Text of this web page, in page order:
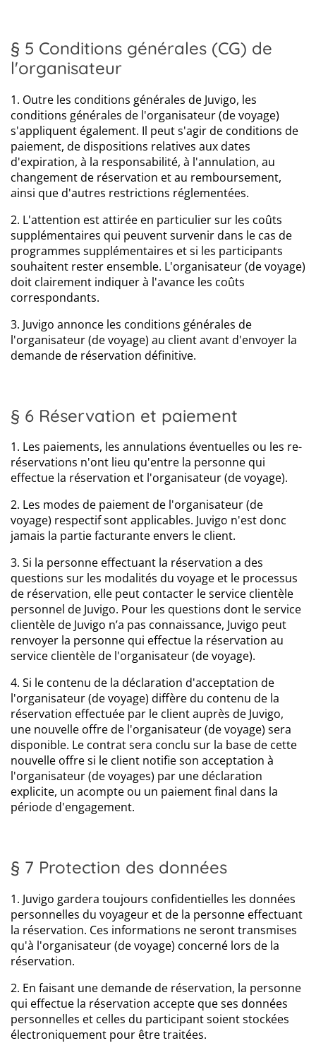
§ 5 Conditions générales (CG) de
l'organisateur
1. Outre les conditions générales de Juvigo, les
conditions générales de l'organisateur (de voyage)
s'appliquent également. Il peut s'agir de conditions de
paiement, de dispositions relatives aux dates
d'expiration, à la responsabilité, à l'annulation, au
changement de réservation et au remboursement,
ainsi que d'autres restrictions réglementées.
2. L'attention est attirée en particulier sur les coûts
supplémentaires qui peuvent survenir dans le cas de
programmes supplémentaires et si les participants
souhaitent rester ensemble. L'organisateur (de voyage)
doit clairement indiquer à l'avance les coûts
correspondants.
3. Juvigo annonce les conditions générales de
l'organisateur (de voyage) au client avant d'envoyer la
demande de réservation définitive.
§ 6 Réservation et paiement
1. Les paiements, les annulations éventuelles ou les re-
réservations n'ont lieu qu'entre la personne qui
effectue la réservation et l'organisateur (de voyage).
2. Les modes de paiement de l'organisateur (de
voyage) respectif sont applicables. Juvigo n'est donc
jamais la partie facturante envers le client.
3. Si la personne effectuant la réservation a des
questions sur les modalités du voyage et le processus
de réservation, elle peut contacter le service clientèle
personnel de Juvigo. Pour les questions dont le service
clientèle de Juvigo n’a pas connaissance, Juvigo peut
renvoyer la personne qui effectue la réservation au
service clientèle de l'organisateur (de voyage).
4. Si le contenu de la déclaration d'acceptation de
l'organisateur (de voyage) diffère du contenu de la
réservation effectuée par le client auprès de Juvigo,
une nouvelle offre de l'organisateur (de voyage) sera
disponible. Le contrat sera conclu sur la base de cette
nouvelle offre si le client notifie son acceptation à
l'organisateur (de voyages) par une déclaration
explicite, un acompte ou un paiement final dans la
période d'engagement.
§ 7 Protection des données
1. Juvigo gardera toujours confidentielles les données
personnelles du voyageur et de la personne effectuant
la réservation. Ces informations ne seront transmises
qu'à l'organisateur (de voyage) concerné lors de la
réservation.
2. En faisant une demande de réservation, la personne
qui effectue la réservation accepte que ses données
personnelles et celles du participant soient stockées
électroniquement pour être traitées.